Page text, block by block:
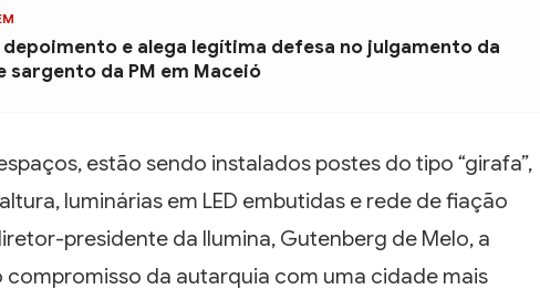
depoimento e alega legítima defesa no julgamento da
sargento da PM em Maceió
estão sendo instalados postes do tipo “girafa”,
luminárias em LED embutidas e rede de fiação
presidente da Ilumina, Gutenberg de Melo, a
da autarquia com uma cidade mais